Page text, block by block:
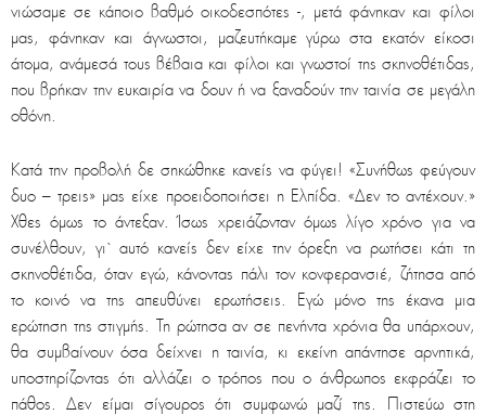
νιώσαμε σε κάποιο βαθμό οικοδεσπότες -, μετά φάνηκαν και φίλοι
μας, φάνηκαν και άγνωστοι, μαζευτήκαμε γύρω στα εκατόν είκοσι
άτομα, ανάμεσά τους βέβαια και φίλοι και γνωστοί της σκηνοθέτιδας,
που βρήκαν την ευκαιρία να δουν ή να ξαναδούν την ταινία σε μεγάλη
οθόνη.
Κατά την προβολή δε σηκώθηκε κανείς να φύγει! «Συνήθως φεύγουν
δυο – τρεις» μας είχε προειδοποιήσει η Ελπίδα. «Δεν το αντέχουν.»
Χθες όμως το άντεξαν. Ίσως χρειάζονταν όμως λίγο χρόνο για να
συνέλθουν, γι` αυτό κανείς δεν είχε την όρεξη να ρωτήσει κάτι τη
σκηνοθέτιδα, όταν εγώ, κάνοντας πάλι τον κονφερανσιέ, ζήτησα από
το κοινό να της απευθύνει ερωτήσεις. Εγώ μόνο της έκανα μια
ερώτηση της στιγμής. Τη ρώτησα αν σε πενήντα χρόνια θα υπάρχουν,
θα συμβαίνουν όσα δείχνει η ταινία, κι εκείνη απάντησε αρνητικά,
υποστηρίζοντας ότι αλλάζει ο τρόπος που ο άνθρωπος εκφράζει το
πάθος. Δεν είμαι σίγουρος ότι συμφωνώ μαζί της. Πιστεύω στη